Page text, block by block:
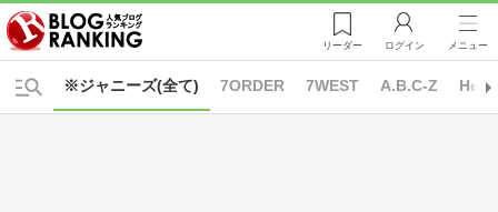
リーダー ログイン メニュー
※ジャニーズ(全て) 7ORDER 7WEST A.B.C-Z